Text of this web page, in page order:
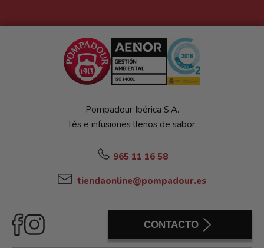
Pompadour Ibérica S.A.
Tés e infusiones llenos de sabor.
965 11 16 58
tiendaonline@pompadour.es
CONTACTO